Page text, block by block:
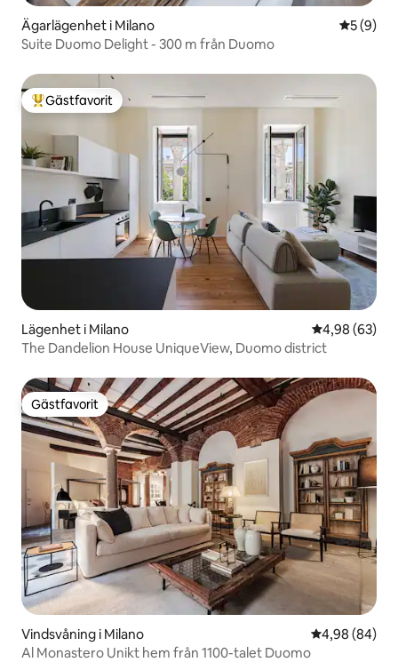
Ägarlägenhet i Milano 5 av 5 i
5 (9)
Suite Duomo Delight - 300 m från Duomo
Populär gästfavorit
Gästfavorit
Lägenhet i Milano 4,98 av 5 i
4,98 (63)
The Dandelion House UniqueView, Duomo district
Gästfavorit
Gästfavorit
Vindsvåning i Milano 4,98 av 5 i
4,98 (84)
Al Monastero Unikt hem från 1100-talet Duomo